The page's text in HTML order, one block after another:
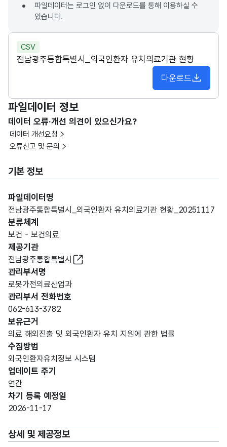
파일데이터는 로그인 없이 다운로드를 통해 이용하실 수
있습니다.
CSV
전남광주통합특별시_외국인환자 유치의료기관 현황
다운로드
파일데이터 정보
데이터 오류·개선 의견이 있으신가요?
데이터 개선요청
오류신고 및 문의
기본 정보
파일데이터명
전남광주통합특별시_외국인환자 유치의료기관 현황_20251117
분류체계
보건 - 보건의료
제공기관
전남광주통합특별시
관리부서명
로봇가전의료산업과
관리부서 전화번호
062-613-3782
보유근거
의료 해외진출 및 외국인환자 유치 지원에 관한 법률
수집방법
외국인환자유치정보 시스템
업데이트 주기
연간
차기 등록 예정일
2026-11-17
상세 및 제공정보